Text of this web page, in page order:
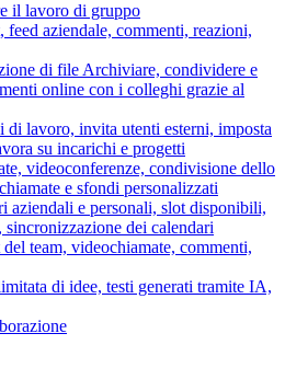
il lavoro di gruppo
feed aziendale, commenti, reazioni,
di file Archiviare, condividere e
online con i colleghi grazie al
di lavoro, invita utenti esterni, imposta
su incarichi e progetti
videoconferenze, condivisione dello
e sfondi personalizzati
aziendali e personali, slot disponibili,
dei calendari
del team, videochiamate, commenti,
di idee, testi generati tramite IA,